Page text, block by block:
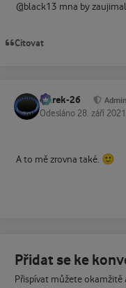
@black13 mna by
Citovat
Marek-26
Odesláno 28. září 2021
A to mě zrovna také. 🙂
Přidat se ke
Přispívat můžete okamžitě